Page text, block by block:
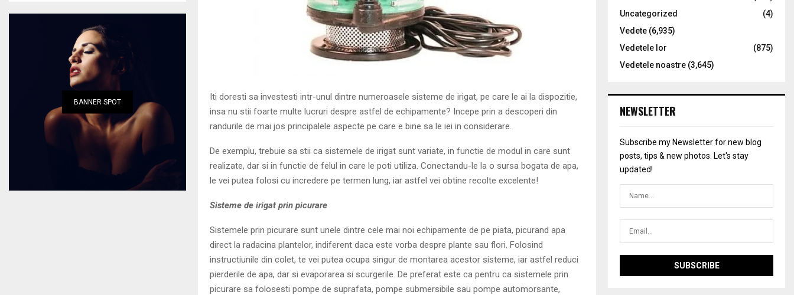
Iti doresti sa investesti intr-unul dintre numeroasele sisteme de irigat, pe care le ai la dispozitie,
insa nu stii foarte multe lucruri despre astfel de echipamente? Incepe prin a descoperi din
randurile de mai jos principalele aspecte pe care e bine sa le iei in considerare.
De exemplu, trebuie sa stii ca sistemele de irigat sunt variate, in functie de modul in care sunt
realizate, dar si in functie de felul in care le poti utiliza. Conectandu-le la o sursa bogata de apa,
le vei putea folosi cu incredere pe termen lung, iar astfel vei obtine recolte excelente!
Sisteme de irigat prin picurare
Sistemele prin picurare sunt unele dintre cele mai noi echipamente de pe piata, picurand apa
direct la radacina plantelor, indiferent daca este vorba despre plante sau flori. Folosind
instructiunile din colet, te vei putea ocupa singur de montarea acestor sisteme, iar astfel reduci
pierderile de apa, dar si evaporarea si scurgerile. De preferat este ca pentru ca sistemele prin
picurare sa folosesti pompe de suprafata, pompe submersibile sau pompe automorsante,
BANNER SPOT
Uncategorized
(4)
Vedete (6,935)
Vedetele lor
(875)
Vedetele noastre (3,645)
NEWSLETTER
Subscribe my Newsletter for new blog
posts, tips & new photos. Let's stay
updated!